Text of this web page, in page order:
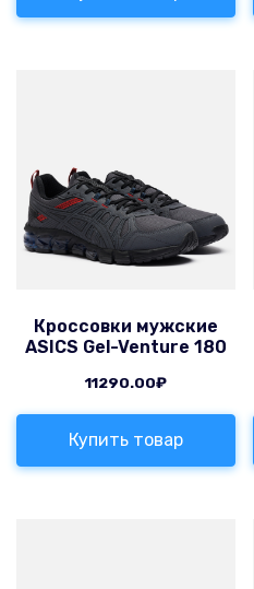
Кроссовки мужские
ASICS Gel-Venture 180
11290.00₽
Купить товар